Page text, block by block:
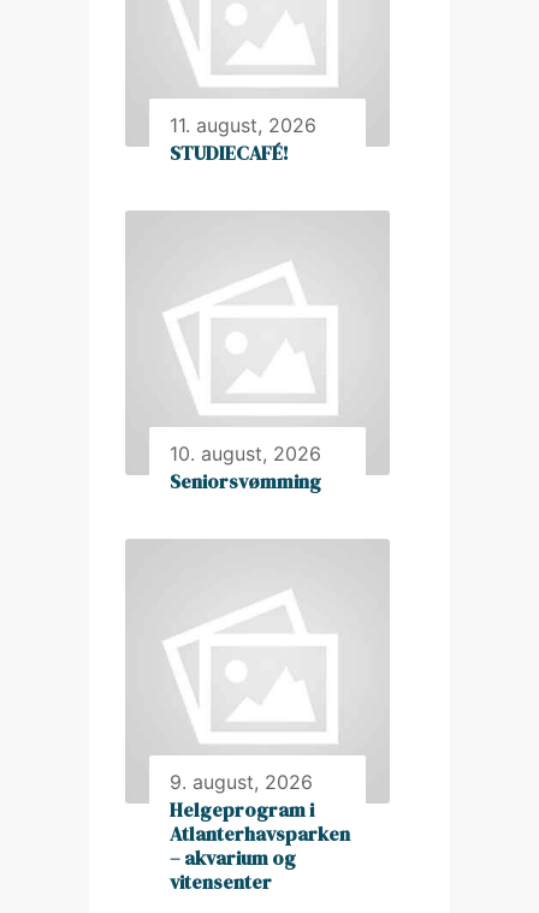
11. august, 2026
STUDIECAFÉ!
10. august, 2026
Seniorsvømming
9. august, 2026
Helgeprogram i
Atlanterhavsparken
– akvarium og
vitensenter